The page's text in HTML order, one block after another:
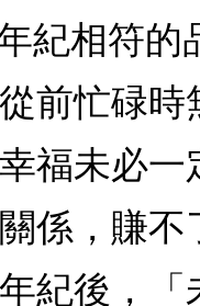
紀相符的
前忙碌時
福未必一
係，賺不
紀後，「